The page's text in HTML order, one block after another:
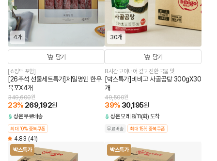
4개
담기
[쇼핑백 포함]
[26추석 선물세트특가]제일명인 한우
육포X4개
349,600원
23% 269,192원
상온무료배송
최대 10% 중복쿠폰
4.83 (41)
30개
담기
8시간 고아내어 깊고 진한 국물 맛
[박스특가]비비고 사골곰탕 300gX30
개
49,500원
39% 30,195원
상온모레 8/11(화) 도착
무료배송 최대 15% 중복쿠폰
박스특가 박스특가